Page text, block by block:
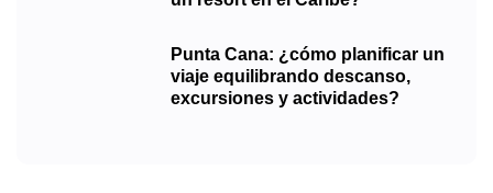
Punta Cana: ¿cómo planificar un
viaje equilibrando descanso,
excursiones y actividades?